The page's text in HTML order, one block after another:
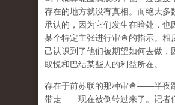
存在的地方就没有真相。而绝大多
承认的，因为它们发生在暗处，也
某个特定主张进行审查的指示。相
己认识到了他们被期望如何去做，
取悦和巴结某些人的利益所在。
存在于前苏联的那种审查——半夜
带走——现在被倒转过来了。记者